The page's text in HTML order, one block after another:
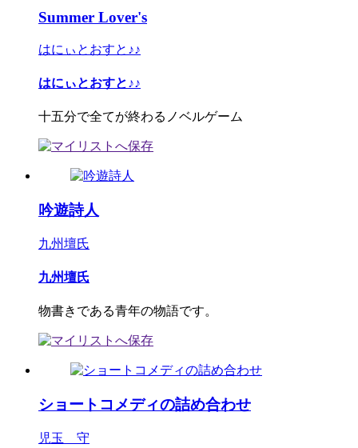
Summer Lover's
はにぃとおすと♪♪
はにぃとおすと♪♪
十五分で全てが終わるノベルゲーム
吟遊詩人
九州壇氏
九州壇氏
物書きである青年の物語です。
ショートコメディの詰め合わせ
児玉 守